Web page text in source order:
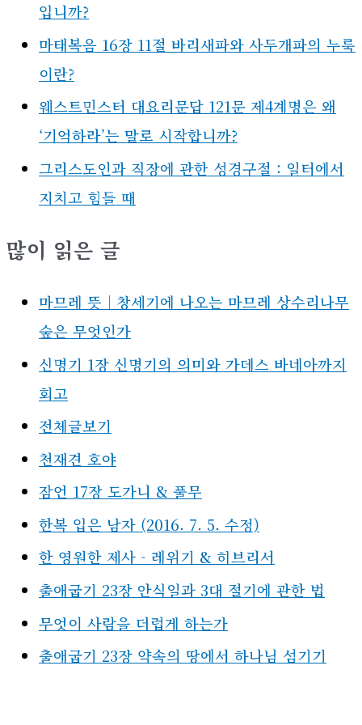
입니까?
마태복음 16장 11절 바리새파와 사두개파의 누룩
이란?
웨스트민스터 대요리문답 121문 제4계명은 왜
‘기억하라’는 말로 시작합니까?
그리스도인과 직장에 관한 성경구절 : 일터에서
지치고 힘들 때
많이 읽은 글
마므레 뜻｜창세기에 나오는 마므레 상수리나무
숲은 무엇인가
신명기 1장 신명기의 의미와 가데스 바네아까지
회고
전체글보기
천재견 호야
잠언 17장 도가니 & 풀무
한복 입은 남자 (2016. 7. 5. 수정)
한 영원한 제사 - 레위기 & 히브리서
출애굽기 23장 안식일과 3대 절기에 관한 법
무엇이 사람을 더럽게 하는가
출애굽기 23장 약속의 땅에서 하나님 섬기기